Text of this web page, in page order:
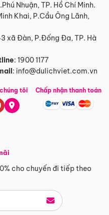
Nhuận, TP. Hồ Chí Minh.
Khai, P.Cầu Ông Lãnh,
xã Đàn, P.Đống Đa, TP. Hà
: 1900 1177
: info@dulichviet.com.vn
cho chuyến đi tiếp theo
tôi Chấp nhận thanh toán